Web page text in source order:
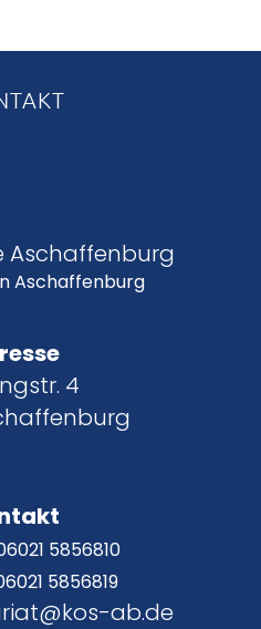
Aschaffenburg
Aschaffenburg
4
5856810
5856819
ab.de